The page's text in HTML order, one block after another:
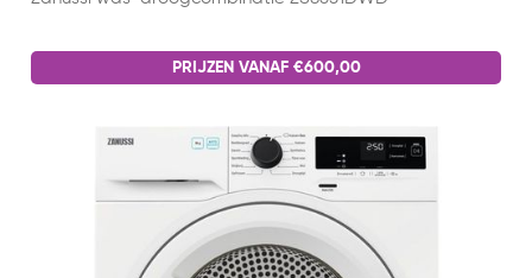
PRIJZEN VANAF €600,00